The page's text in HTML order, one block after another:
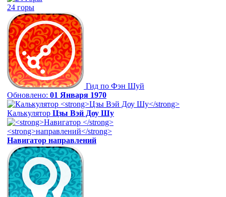
24 горы
Гид по Фэн Шуй
Обновлено: 01 Января 1970
Калькулятор Цзы Вэй Доу Шу
Навигатор направлений